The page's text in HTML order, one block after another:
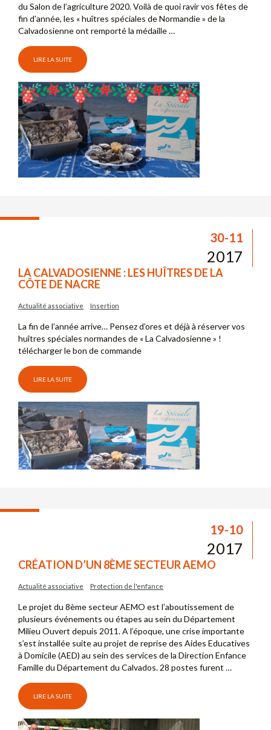
du Salon de l’agriculture 2020. Voilà de quoi ravir vos fêtes de
fin d’année, les « huîtres spéciales de Normandie » de la
Calvadosienne ont remporté la médaille …
LIRE LA SUITE
30-11
2017
LA CALVADOSIENNE : LES HUÎTRES DE LA
CÔTE DE NACRE
Actualité associative Insertion
La fin de l’année arrive… Pensez d’ores et déjà à réserver vos
huîtres spéciales normandes de « La Calvadosienne » !
télécharger le bon de commande
LIRE LA SUITE
19-10
2017
CRÉATION D’UN 8ÈME SECTEUR AEMO
Actualité associative Protection de l'enfance
Le projet du 8ème secteur AEMO est l’aboutissement de
plusieurs événements ou étapes au sein du Département
Milieu Ouvert depuis 2011. A l’époque, une crise importante
s’est installée suite au projet de reprise des Aides Educatives
à Domicile (AED) au sein des services de la Direction Enfance
Famille du Département du Calvados. 28 postes furent …
LIRE LA SUITE